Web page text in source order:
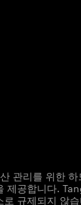
관리를 위한
제공합니다.
규제되지 않